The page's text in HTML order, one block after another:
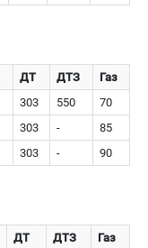
ДТ ДТЗ
Газ
303 550
70
303 -
85
303 - 90
ДТ ДТЗ
Газ